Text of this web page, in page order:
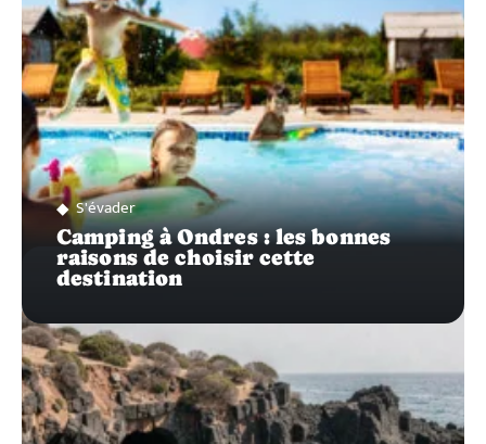
S'évader
Camping à Ondres : les bonnes
raisons de choisir cette
destination